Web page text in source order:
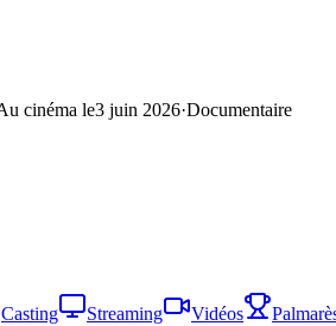
cinéma le3 juin 2026·Documentaire
Casting Streaming Vidéos